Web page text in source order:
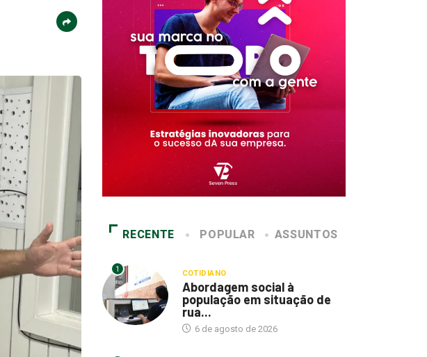
RECENTE POPULAR ASSUNTOS
1 COTIDIANO
Abordagem social à
população em situação de
rua...
6 de agosto de 2026